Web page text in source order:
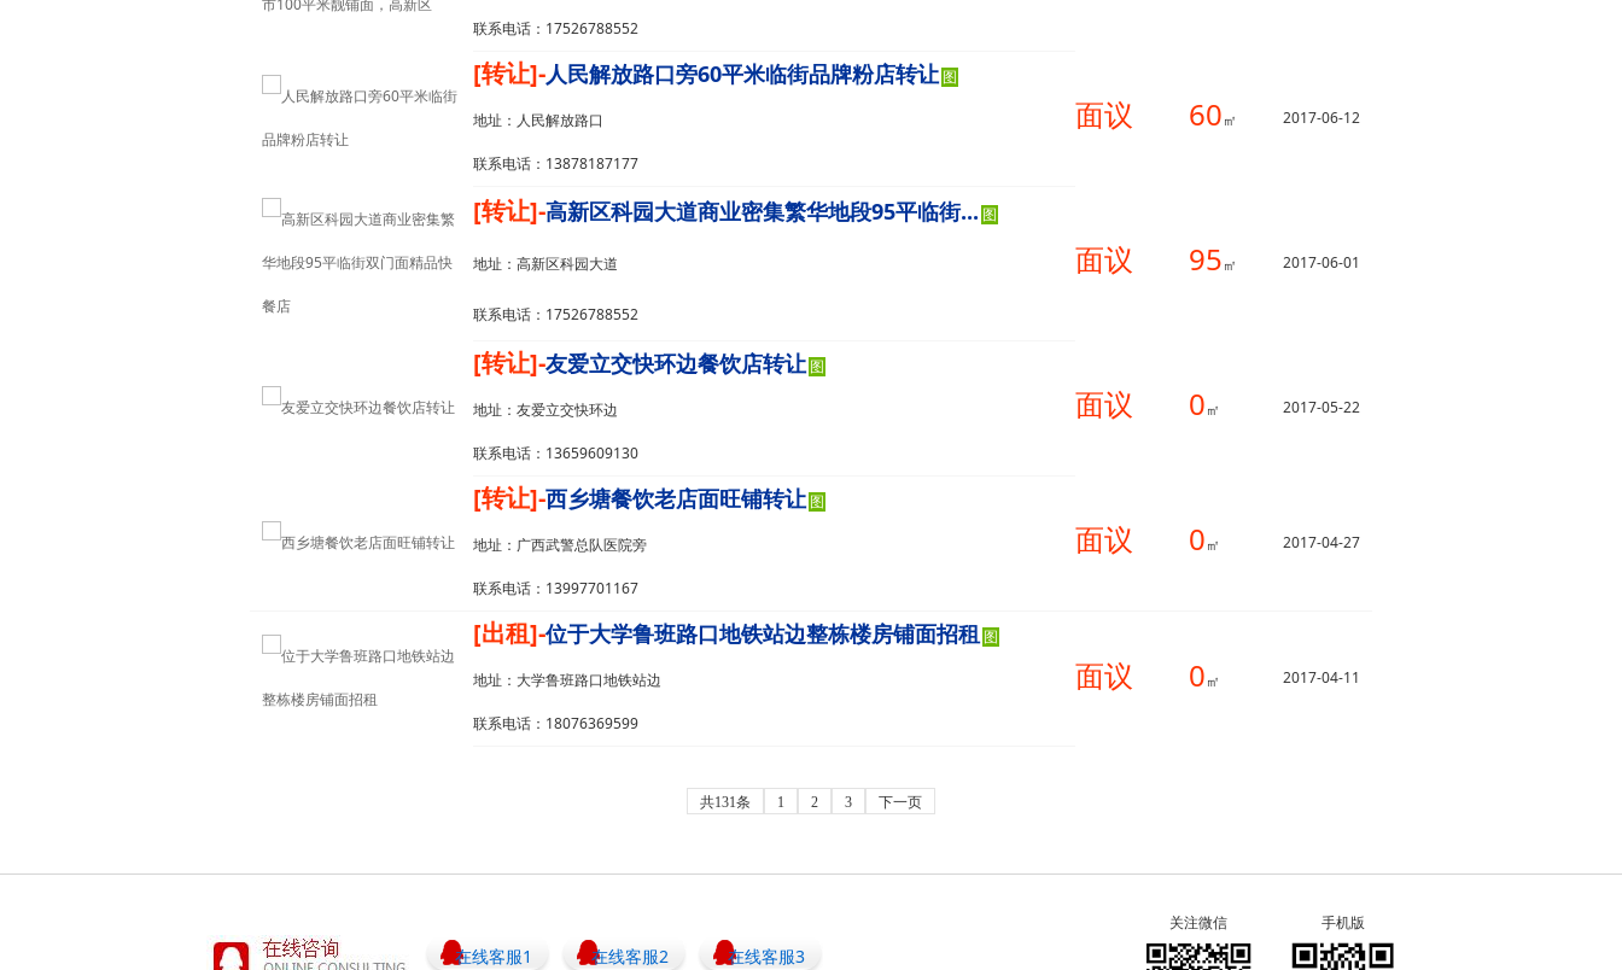
联系电话：17526788552
[转让]-人民解放路口旁60平米临街品牌粉店转让 图
面议 60㎡ 2017-06-12
地址：人民解放路口
联系电话：13878187177
[转让]-高新区科园大道商业密集繁华地段95平临街... 图
面议 95㎡ 2017-06-01
地址：高新区科园大道
联系电话：17526788552
[转让]-友爱立交快环边餐饮店转让 图
面议 0㎡ 2017-05-22
地址：友爱立交快环边
联系电话：13659609130
[转让]-西乡塘餐饮老店面旺铺转让 图
面议 0㎡ 2017-04-27
地址：广西武警总队医院旁
联系电话：13997701167
[出租]-位于大学鲁班路口地铁站边整栋楼房铺面招租 图
面议 0㎡ 2017-04-11
地址：大学鲁班路口地铁站边
联系电话：18076369599
共131条 1 2 3 下一页
在线客服1 在线客服2 在线客服3
关注微信 手机版